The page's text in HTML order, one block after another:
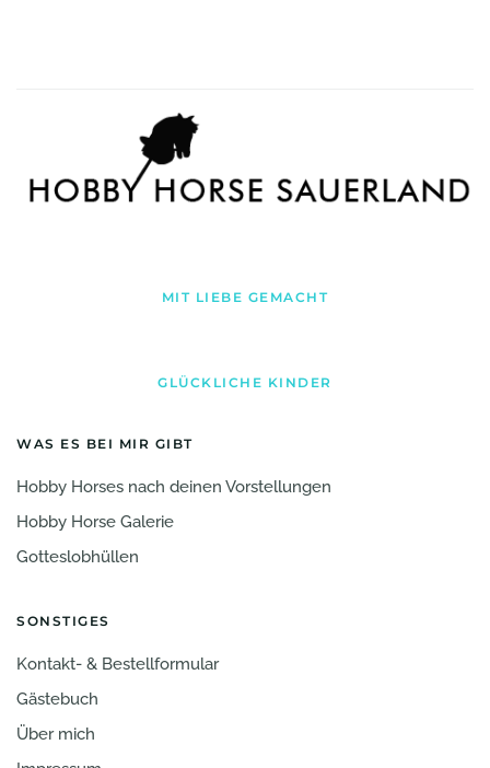
MIT LIEBE GEMACHT
GLÜCKLICHE KINDER
WAS ES BEI MIR GIBT
Hobby Horses nach deinen Vorstellungen
Hobby Horse Galerie
Gotteslobhüllen
SONSTIGES
Kontakt- & Bestellformular
Gästebuch
Über mich